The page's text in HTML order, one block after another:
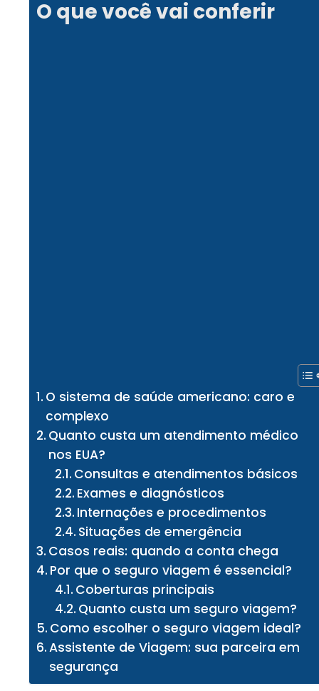
O que você vai conferir
O sistema de saúde americano: caro e
complexo
Quanto custa um atendimento médico
nos EUA?
Consultas e atendimentos básicos
Exames e diagnósticos
Internações e procedimentos
Situações de emergência
Casos reais: quando a conta chega
Por que o seguro viagem é essencial?
Coberturas principais
Quanto custa um seguro viagem?
Como escolher o seguro viagem ideal?
Assistente de Viagem: sua parceira em
segurança